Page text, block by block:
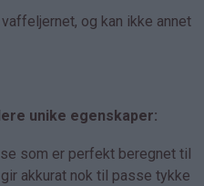
og kan ikke annet
unike egenskaper:
som er perfekt beregnet til
akkurat nok til passe tykke